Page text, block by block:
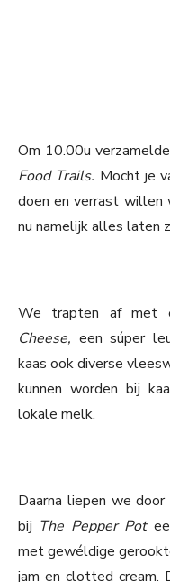
Om 10.00u
Food Trails. Mocht je
doen en verrast willen
nu namelijk alles laten
We trapten af met
Cheese, een súper
kaas ook diverse
kunnen worden bij
lokale melk.
Daarna liepen we door
bij The Pepper Pot
met gewéldige
jam en clotted cream.